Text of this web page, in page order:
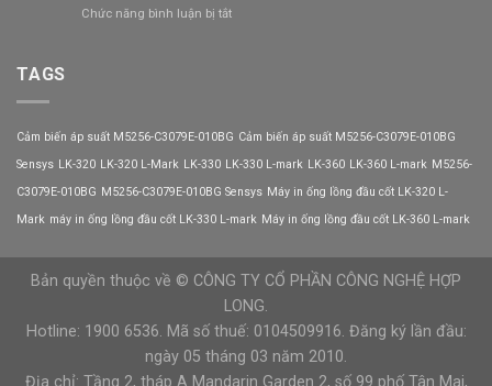
T4-
tắc
Chức năng bình luận bị tắtở
có
tiết
điện
năng?
TAGS
Cảm biến áp suất M5256-C3079E-010BG Cảm biến áp suất M5256-C3079E-010BG
Sensys LK-320 LK-320 L-Mark LK-330 LK-330 L-mark LK-360 LK-360 L-mark M5256-
C3079E-010BG M5256-C3079E-010BG Sensys Máy in ống lồng đầu cốt LK-320 L-
Mark máy in ống lồng đầu cốt LK-330 L-mark Máy in ống lồng đầu cốt LK-360 L-mark
Bản quyền thuộc về © CÔNG TY CỔ PHẦN CÔNG NGHỆ HỢP
LONG.
Hotline: 1900 6536. Mã số thuế: 0104509916. Đăng ký lần đầu:
ngày 05 tháng 03 năm 2010.
Địa chỉ: Tầng 2, tháp A Mandarin Garden 2, số 99 phố Tân Mai,